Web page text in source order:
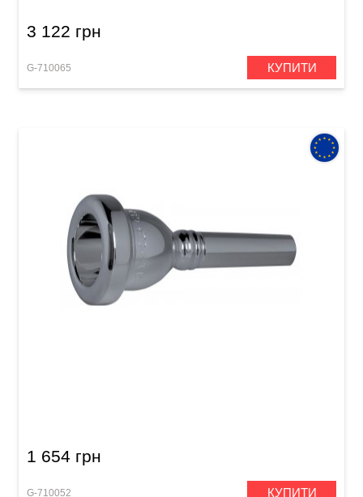
3 122 грн
G-710065 КУПИТИ
1 654 грн
G-710052 КУПИТИ